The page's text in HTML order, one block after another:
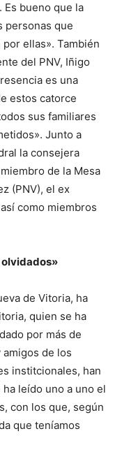
bueno que la
personas que
ellas». También
del PNV, Iñigo
es una
estos catorce
sus familiares
Junto a
la consejera
de la Mesa
(PNV), el ex
como miembros
olvidados»
de Vitoria, ha
quien se ha
por más de
de los
institcionales, han
leído uno a uno el
con los que, según
que teníamos